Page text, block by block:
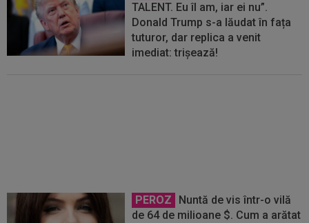
TALENT. Eu îl am, iar ei nu”.
Donald Trump s-a lăudat în fața
tuturor, dar replica a venit
imediat: trișează!
PEROZ
Nuntă de vis într-o vilă
de 64 de milioane $. Cum a arătat